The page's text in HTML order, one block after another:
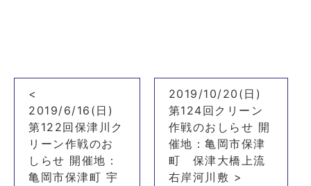
<
2019/6/16(日)
第122回保津川ク
リーン作戦のお
しらせ 開催地：
亀岡市保津町 宇
2019/10/20(日)
第124回クリーン
作戦のおしらせ 開
催地：亀岡市保津
町 保津大橋上流
右岸河川敷 >